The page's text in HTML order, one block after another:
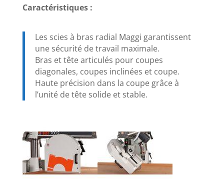
Caractéristiques :
Les scies à bras radial Maggi garantissent
une sécurité de travail maximale.
Bras et tête articulés pour coupes
diagonales, coupes inclinées et coupe.
Haute précision dans la coupe grâce à
l’unité de tête solide et stable.